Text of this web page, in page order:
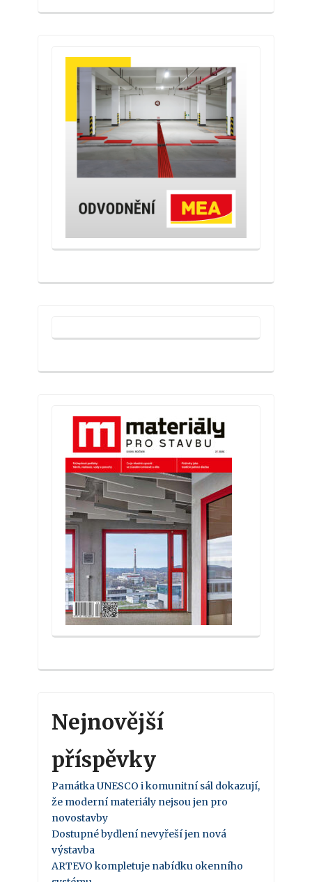
Nejnovější
příspěvky
Památka UNESCO i komunitní sál dokazují,
že moderní materiály nejsou jen pro
novostavby
Dostupné bydlení nevyřeší jen nová
výstavba
ARTEVO kompletuje nabídku okenního